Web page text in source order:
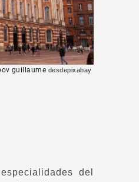
guillaume desdepixabay
del